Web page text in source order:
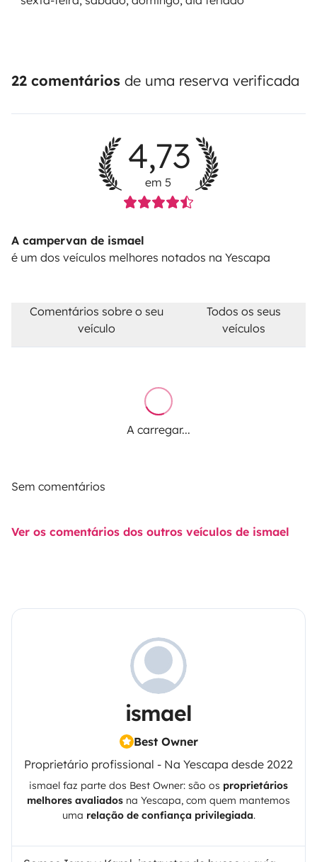
22 comentários de uma reserva verificada
4,73
em 5
A campervan de ismael
é um dos veículos melhores notados na Yescapa
Comentários sobre o seu
veículo
Todos os seus
veículos
A carregar...
Sem comentários
Ver os comentários dos outros veículos de ismael
ismael
Best Owner
Proprietário profissional - Na Yescapa desde 2022
ismael faz parte dos Best Owner: são os proprietários
melhores avaliados na Yescapa, com quem mantemos
uma relação de confiança privilegiada.